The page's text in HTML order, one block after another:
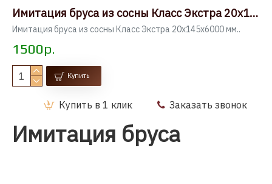
Имитация бруса
Имитация бруса из сосны Класс Экстра 20x145x6000 мм
Имитация бруса из сосны Класс Экстра 20x145x6000 мм..
1500р.
Купить
Купить в 1 клик Заказать звонок